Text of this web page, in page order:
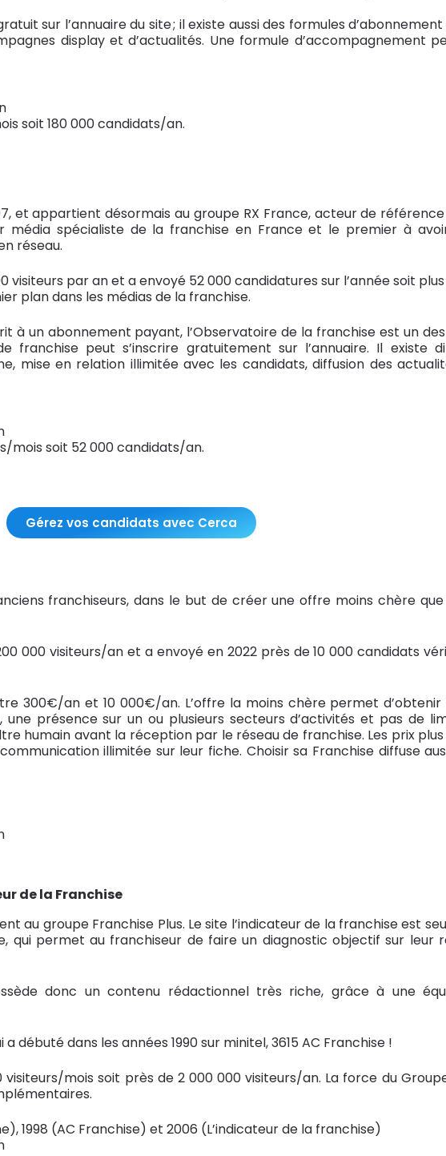
sur l’annuaire du site ; il existe aussi des formules
display et d’actualités. Une formule d’accompagnement
soit 180 000 candidats/an.
et appartient désormais au groupe RX France, acteur de
média spécialiste de la franchise en France et le premier à
réseau.
visiteurs par an et a envoyé 52 000 candidatures sur l’année soit
plan dans les médias de la franchise.
à un abonnement payant, l’Observatoire de la franchise est un
franchise peut s’inscrire gratuitement sur l’annuaire. Il existe
mise en relation illimitée avec les candidats, diffusion des
mois soit 52 000 candidats/an.
Gérez vos candidats avec Cerca
franchiseurs, dans le but de créer une offre moins chère
000 visiteurs/an et a envoyé en 2022 près de 10 000 candidats
300€/an et 10 000€/an. L’offre la moins chère permet
présence sur un ou plusieurs secteurs d’activités et pas de
humain avant la réception par le réseau de franchise. Les prix
illimitée sur leur fiche. Choisir sa Franchise diffuse
de la Franchise
au groupe Franchise Plus. Le site l’indicateur de la franchise est
qui permet au franchiseur de faire un diagnostic objectif sur leur
donc un contenu rédactionnel très riche, grâce à une
débuté dans les années 1990 sur minitel, 3615 AC Franchise !
visiteurs/mois soit près de 2 000 000 visiteurs/an. La force du
1998 (AC Franchise) et 2006 (L’indicateur de la franchise)